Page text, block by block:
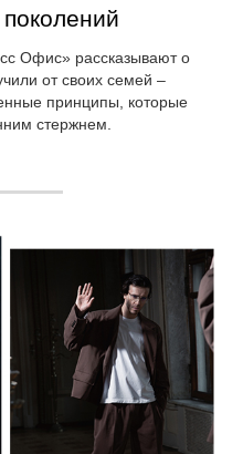
Офис» рассказывают о
от своих семей –
принципы, которые
стержнем.